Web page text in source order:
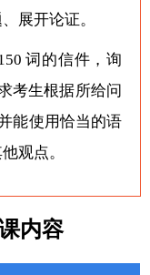
展开论证。
词的信件，询
考生根据所给问
能使用恰当的语
观点。
内容